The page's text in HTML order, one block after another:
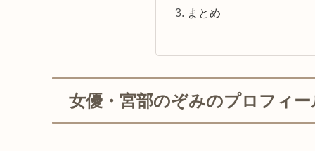
まとめ
女優・宮部のぞみのプロフィー